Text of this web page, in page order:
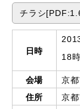
チラシ
日時
18
会場
京
住所
京